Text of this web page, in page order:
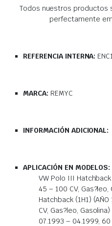
Todos nuestros productos
perfectamente
REFERENCIA INTERNA:
MARCA: REMYC
INFORMACIÓN ADICIONAL:
APLICACIÓN EN MODELOS:
VW Polo III
45 – 100 CV,
Hatchback (1H1)
CV, Gas?leo,
07.1993 – 04.1999, 60